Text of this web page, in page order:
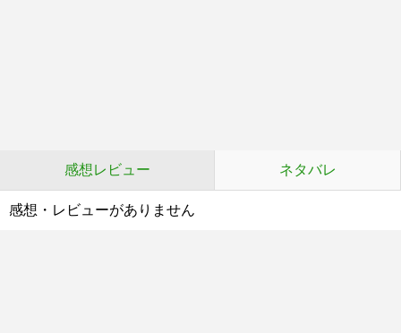
感想レビュー ネタバレ
感想・レビューがありません